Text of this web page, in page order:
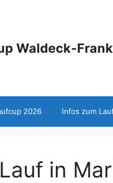
Waldeck-
2026 Infos zum
in